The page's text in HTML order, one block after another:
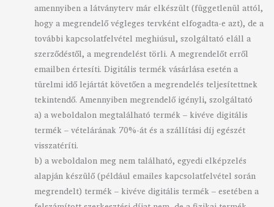
amennyiben a látványterv már elkészült (függetlenül attól,
hogy a megrendelő végleges tervként elfogadta-e azt), de a
további kapcsolatfelvétel meghiúsul, szolgáltató eláll a
szerződéstől, a megrendelést törli. A megrendelőt erről
emailben értesíti. Digitális termék vásárlása esetén a
türelmi idő lejártát követően a megrendelés teljesítettnek
tekintendő. Amennyiben megrendelő igényli, szolgáltató
a) a weboldalon megtalálható termék – kivéve digitális
termék – vételárának 70%-át és a szállítási díj egészét
visszatéríti.
b) a weboldalon meg nem található, egyedi elképzelés
alapján készülő (például emailes kapcsolatfelvétel során
megrendelt) termék – kivéve digitális termék – esetében a